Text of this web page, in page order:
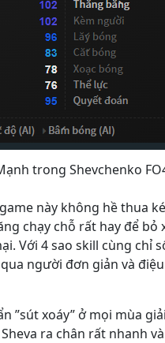
trong Shevchenko
này không hề thua
chạy chỗ rất hay để bỏ
Với 4 sao skill cùng chỉ
người đơn giản và
”sút xoáy” ở mọi mùa
ra chân rất nhanh